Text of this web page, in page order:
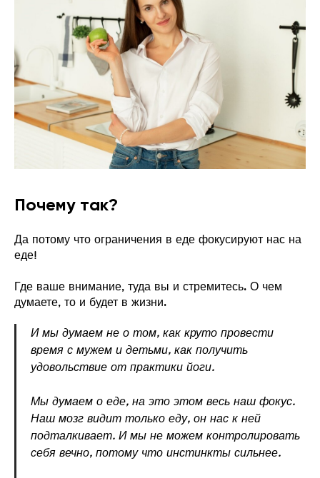
Почему так?
Да потому что ограничения в еде фокусируют нас на
еде!
Где ваше внимание, туда вы и стремитесь. О чем
думаете, то и будет в жизни.
И мы думаем не о том, как круто провести
время с мужем и детьми, как получить
удовольствие от практики йоги.
Мы думаем о еде, на это этом весь наш фокус.
Наш мозг видит только еду, он нас к ней
подталкивает. И мы не можем контролировать
себя вечно, потому что инстинкты сильнее.